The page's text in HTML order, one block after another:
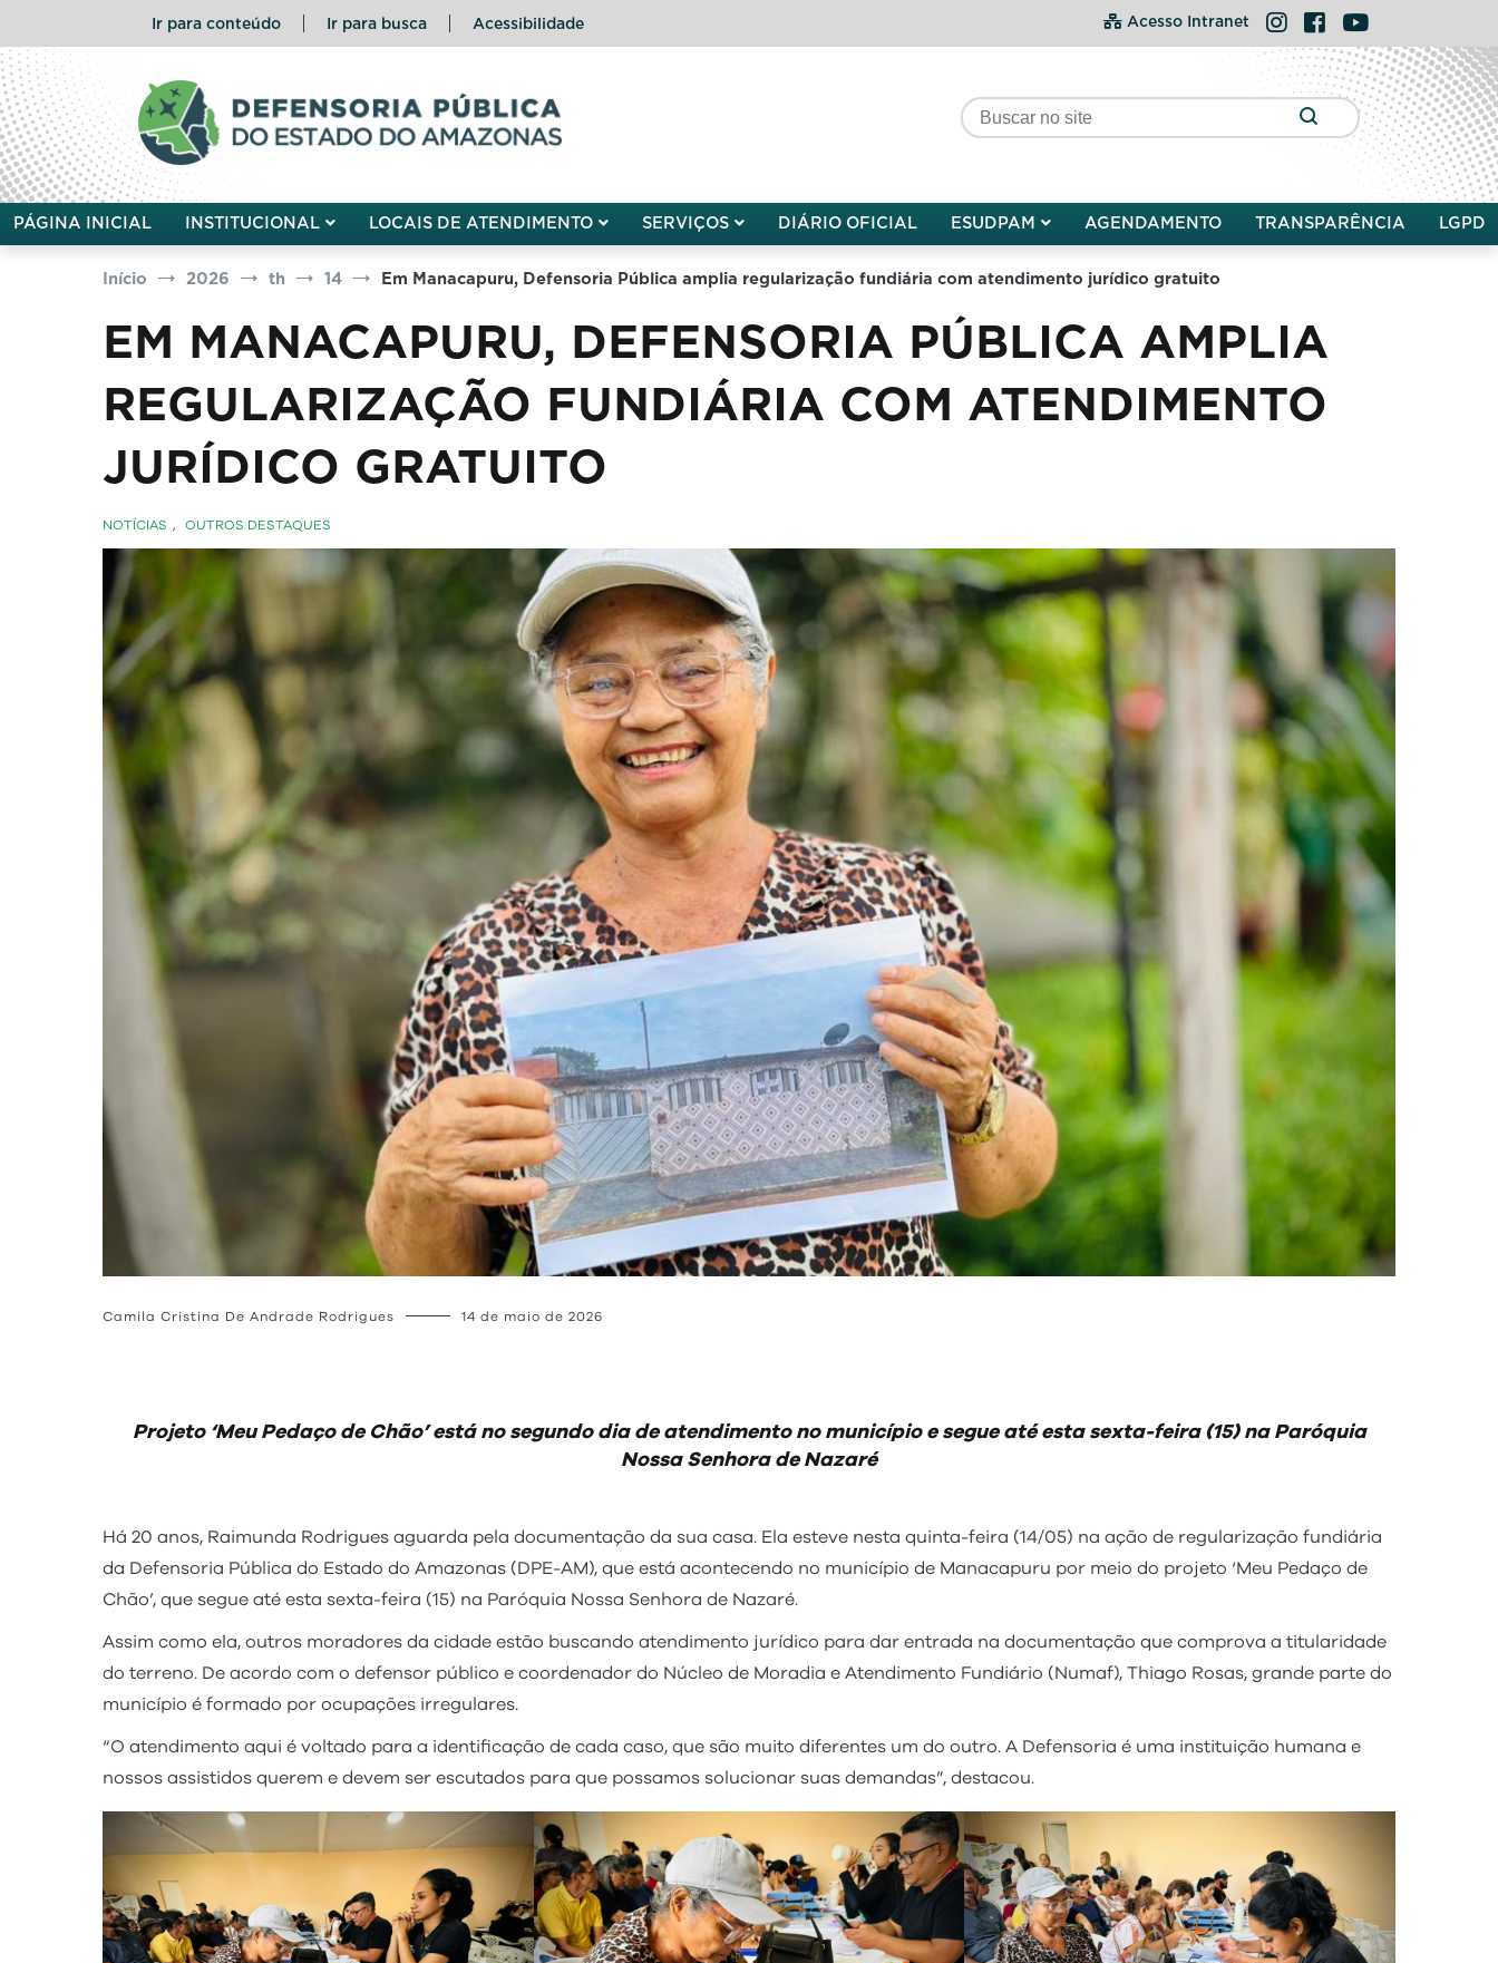
o
conteúdo
Ir para conteúdo Ir para busca Acessibilidade Acesso Intranet Instagram
FacebookYouTube
Defensoria Pública do Estado do Amazonas
PÁGINA INICIAL INSTITUCIONAL LOCAIS DE ATENDIMENTO SERVIÇOS DIÁRIO OFICIAL ESUDPAM AGENDAMENTO TRANSPARÊNCIA LGPD
Início 2026 th 14 Em Manacapuru, Defensoria Pública amplia regularização fundiária com atendimento jurídico gratuito
EM MANACAPURU, DEFENSORIA PÚBLICA AMPLIA
REGULARIZAÇÃO FUNDIÁRIA COM ATENDIMENTO
JURÍDICO GRATUITO
NOTÍCIAS , OUTROS DESTAQUES
Camila Cristina De Andrade Rodrigues 14 de maio de 2026
Projeto ‘Meu Pedaço de Chão’ está no segundo dia de atendimento no município e segue até esta sexta-feira (15) na Paróquia
Nossa Senhora de Nazaré
Há 20 anos, Raimunda Rodrigues aguarda pela documentação da sua casa. Ela esteve nesta quinta-feira (14/05) na ação de regularização fundiária
da Defensoria Pública do Estado do Amazonas (DPE-AM), que está acontecendo no município de Manacapuru por meio do projeto ‘Meu Pedaço de
Chão’, que segue até esta sexta-feira (15) na Paróquia Nossa Senhora de Nazaré.
Assim como ela, outros moradores da cidade estão buscando atendimento jurídico para dar entrada na documentação que comprova a titularidade
do terreno. De acordo com o defensor público e coordenador do Núcleo de Moradia e Atendimento Fundiário (Numaf), Thiago Rosas, grande parte do
município é formado por ocupações irregulares.
“O atendimento aqui é voltado para a identificação de cada caso, que são muito diferentes um do outro. A Defensoria é uma instituição humana e
nossos assistidos querem e devem ser escutados para que possamos solucionar suas demandas”, destacou.